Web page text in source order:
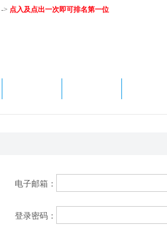
-> 点入及点出一次即可排名第一位
电子邮箱：
登录密码：